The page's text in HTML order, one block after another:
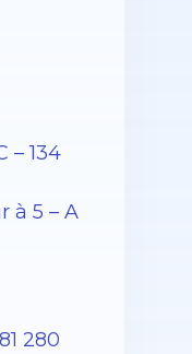
– 134
à 5 – A
280